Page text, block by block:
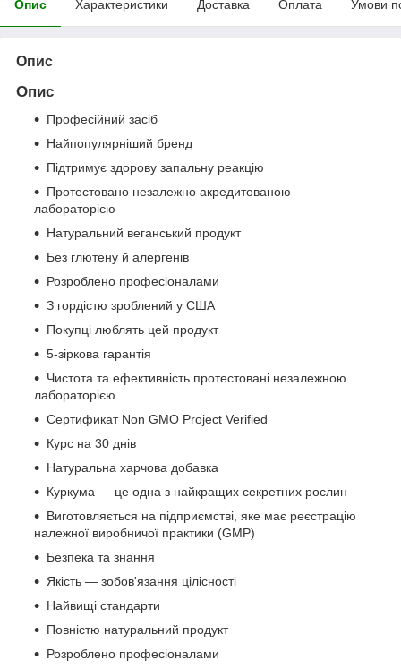
Опис Характеристики Доставка Оплата Умови
Опис
Опис
Професійний засіб
Найпопулярніший бренд
Підтримує здорову запальну реакцію
Протестовано незалежно акредитованою
лабораторією
Натуральний веганський продукт
Без глютену й алергенів
Розроблено професіоналами
З гордістю зроблений у США
Покупці люблять цей продукт
5-зіркова гарантія
Чистота та ефективність протестовані незалежною
лабораторією
Сертификат Non GMO Project Verified
Курс на 30 днів
Натуральна харчова добавка
Куркума — це одна з найкращих секретних рослин
Виготовляється на підприємстві, яке має реєстрацію
належної виробничої практики (GMP)
Безпека та знання
Якість — зобов'язання цілісності
Найвищі стандарти
Повністю натуральний продукт
Розроблено професіоналами